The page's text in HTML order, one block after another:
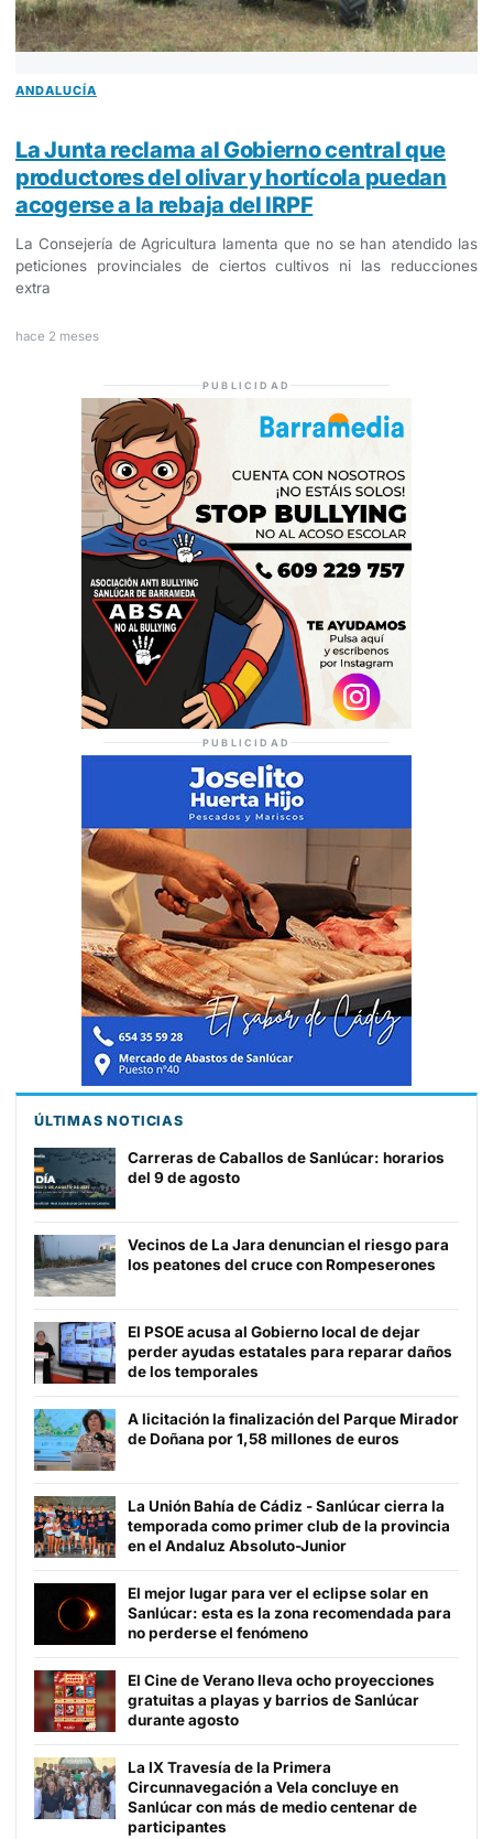
ANDALUCÍA
La Junta reclama al Gobierno central que
productores del olivar y hortícola puedan
acogerse a la rebaja del IRPF
La Consejería de Agricultura lamenta que no se han atendido las
peticiones provinciales de ciertos cultivos ni las reducciones
extra
hace 2 meses
PUBLICIDAD
PUBLICIDAD
ÚLTIMAS NOTICIAS
Carreras de Caballos de Sanlúcar: horarios
del 9 de agosto
Vecinos de La Jara denuncian el riesgo para
los peatones del cruce con Rompeserones
El PSOE acusa al Gobierno local de dejar
perder ayudas estatales para reparar daños
de los temporales
A licitación la finalización del Parque Mirador
de Doñana por 1,58 millones de euros
La Unión Bahía de Cádiz - Sanlúcar cierra la
temporada como primer club de la provincia
en el Andaluz Absoluto-Junior
El mejor lugar para ver el eclipse solar en
Sanlúcar: esta es la zona recomendada para
no perderse el fenómeno
El Cine de Verano lleva ocho proyecciones
gratuitas a playas y barrios de Sanlúcar
durante agosto
La IX Travesía de la Primera
Circunnavegación a Vela concluye en
Sanlúcar con más de medio centenar de
participantes